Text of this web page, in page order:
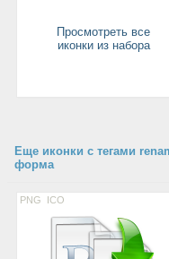
Просмотреть все
иконки из набора
Еще иконки с тегами
форма
PNG ICO